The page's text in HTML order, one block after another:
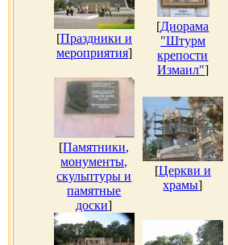
[Праздники и
мероприятия]
[Диорама
"Штурм
крепости
Измаил"]
[Памятники,
монументы,
скульптуры и
памятные
доски]
[Церкви и
храмы]